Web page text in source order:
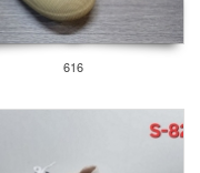
616